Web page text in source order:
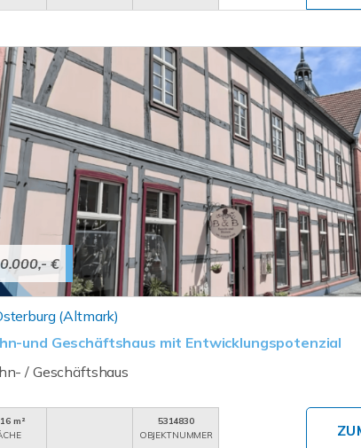
€
(Altmark)
und Geschäftshaus mit Entwicklungspotenzial
/ Geschäftshaus
m²
5314830
OBJEKTNUMMER